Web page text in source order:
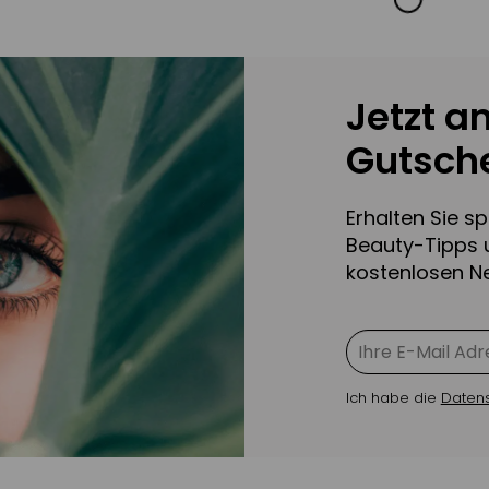
Jetzt
Erhalten Sie
Beauty-Tipps
kostenlosen
Ich habe die